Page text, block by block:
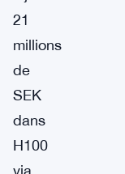
21
millions
de
SEK
dans
H100
via